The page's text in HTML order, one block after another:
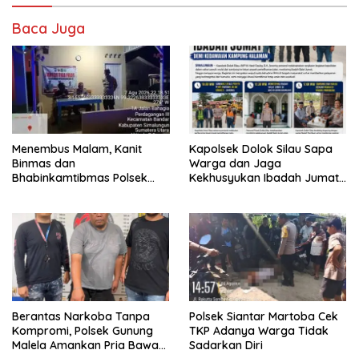
Baca Juga
Menembus Malam, Kanit
Binmas dan
Bhabinkamtibmas Polsek
Kampung yang Aman
Kapolsek Dolok Silau Sapa
Warga dan Jaga
Kekhusyukan Ibadah Jumat
Berantas Narkoba Tanpa
Kompromi, Polsek Gunung
Malela Amankan Pria Bawa
Polsek Siantar Martoba Cek
TKP Adanya Warga Tidak
Sadarkan Diri